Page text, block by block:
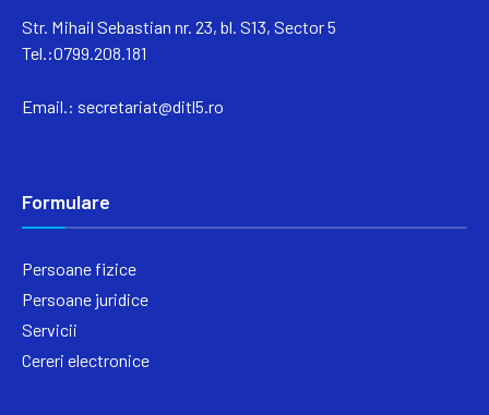
Str. Mihail Sebastian nr. 23, bl. S13, Sector 5
Tel.:0799.208.181
Email.: secretariat@ditl5.ro
Formulare
Persoane fizice
Persoane juridice
Servicii
Cereri electronice